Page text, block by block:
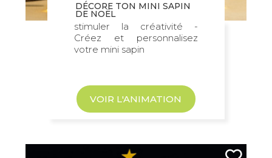
DÉCORE TON MINI SAPIN
DE NOËL
stimuler la créativité -
Créez et personnalisez
votre mini sapin
VOIR L'ANIMATION